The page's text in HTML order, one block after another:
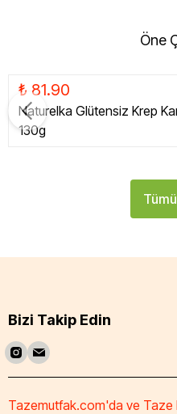
Öne
₺ 81.90
Naturelka Glütensiz Krep
130g
Bizi Takip Edin
Tazemutfak.com'da ve Taze